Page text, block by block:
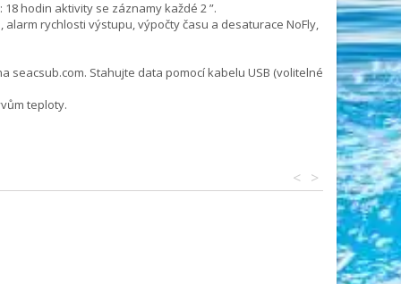
18 hodin aktivity se záznamy každé 2 ”.
alarm rychlosti výstupu, výpočty času a desaturace NoFly,
seacsub.com. Stahujte data pomocí kabelu USB (volitelné
teploty.
>
<